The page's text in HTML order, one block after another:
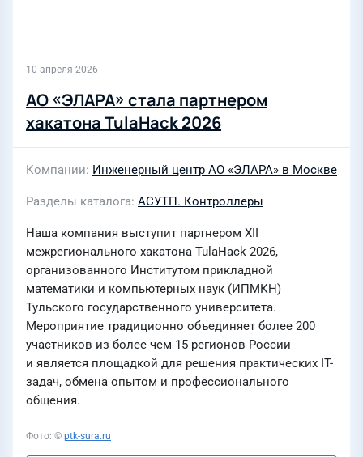
10 апреля 2026
АО «ЭЛАРА» стала партнером
хакатона TulaHack 2026
Компании Инженерный центр АО «ЭЛАРА» в Москве
Разделы каталога АСУТП. Контроллеры
Наша компания выступит партнером XII
межрегионального хакатона TulaHack 2026,
организованного Институтом прикладной
математики и компьютерных наук (ИПМКН)
Тульского государственного университета.
Мероприятие традиционно объединяет более 200
участников из более чем 15 регионов России
и является площадкой для решения практических IT-
задач, обмена опытом и профессионального
общения.
Фото: © ptk-sura.ru